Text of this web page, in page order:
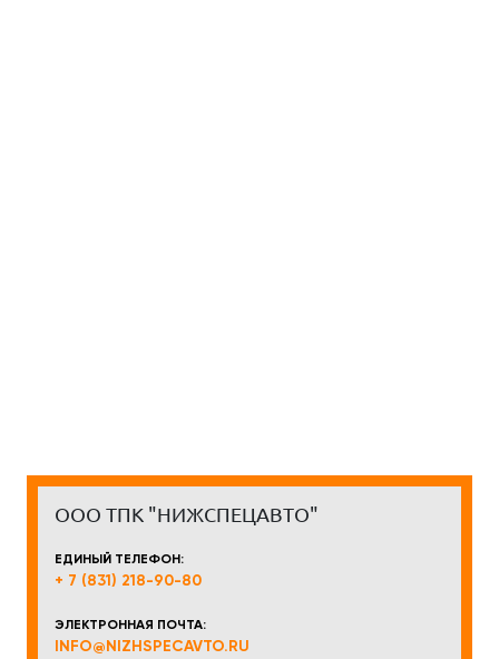
ООО ТПК "НИЖСПЕЦАВТО"
ЕДИНЫЙ ТЕЛЕФОН:
+ 7 (831) 218-90-80
ЭЛЕКТРОННАЯ ПОЧТА:
INFO@NIZHSPECAVTO.RU